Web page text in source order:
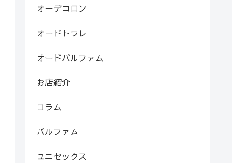
オーデコロン
オードトワレ
オードパルファム
お店紹介
コラム
パルファム
ユニセックス